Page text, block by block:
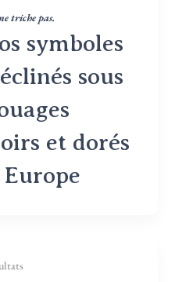
triche pas.
symboles
sous
et dorés